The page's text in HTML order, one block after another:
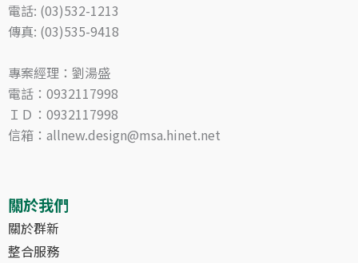
電話: (03)532-1213
傳真: (03)535-9418
專案經理：劉湯盛
電話：0932117998
ＩＤ：0932117998
信箱：allnew.design@msa.hinet.net
關於我們
關於群新
整合服務